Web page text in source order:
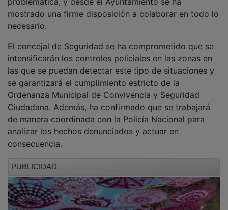
mostrado una firme disposición a colaborar en todo lo
necesario.
intensificarán los controles policiales en las zonas en
las que se puedan detectar este tipo de situaciones y
se garantizará el cumplimiento estricto de la
Ordenanza Municipal de Convivencia y Seguridad
Ciudadana. Además, ha confirmado que se trabajará
de manera coordinada con la Policía Nacional para
analizar los hechos denunciados y actuar en
consecuencia.